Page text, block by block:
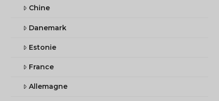
Chine
Danemark
Estonie
France
Allemagne